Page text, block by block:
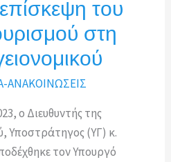
του
στη
ΑΝΑΚΟΙΝΩΣΕΙΣ
ο Διευθυντής της
Υποστράτηγος (ΥΓ) κ.
τον Υπουργό